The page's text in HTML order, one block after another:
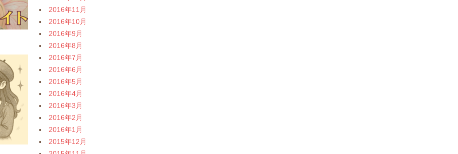
2016年11月
2016年10月
2016年9月
2016年8月
2016年7月
2016年6月
2016年5月
2016年4月
2016年3月
2016年2月
2016年1月
2015年12月